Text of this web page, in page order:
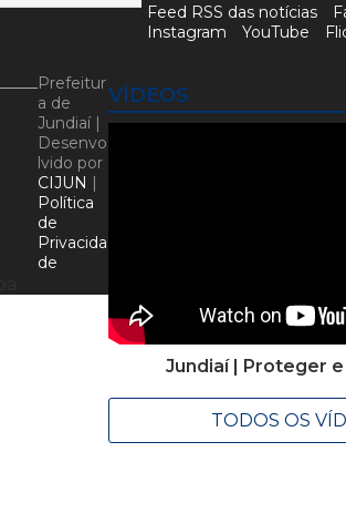
VÍDEOS
Jundiaí | Proteger
TODOS OS
Feed RSS das notícias
Instagram
YouTube
Prefeitur
a de
Jundiaí |
Desenvo
lvido por
CIJUN |
Política
de
Privacida
de